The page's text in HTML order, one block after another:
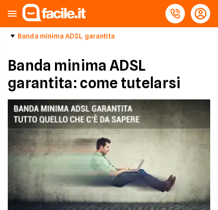
Banda minima ADSL garantita
Banda minima ADSL
garantita: come tutelarsi